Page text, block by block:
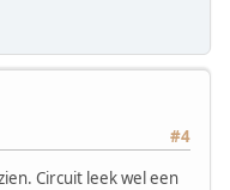
#4
Circuit leek wel een